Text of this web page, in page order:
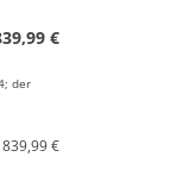
€
der
839,99 €